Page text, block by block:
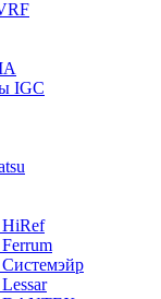
IGC